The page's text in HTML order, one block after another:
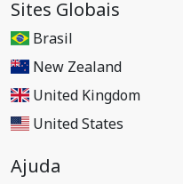
Sites Globais
Brasil
New Zealand
United Kingdom
United States
Ajuda